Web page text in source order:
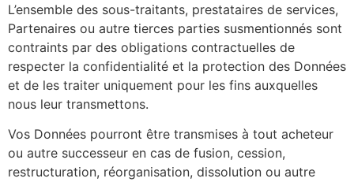
L’ensemble des sous-traitants, prestataires de services,
Partenaires ou autre tierces parties susmentionnés sont
contraints par des obligations contractuelles de
respecter la confidentialité et la protection des Données
et de les traiter uniquement pour les fins auxquelles
nous leur transmettons.
Vos Données pourront être transmises à tout acheteur
ou autre successeur en cas de fusion, cession,
restructuration, réorganisation, dissolution ou autre